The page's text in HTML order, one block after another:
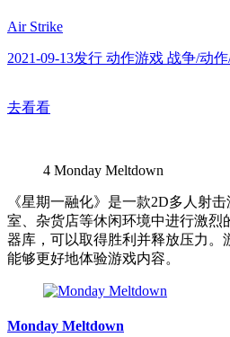
Air Strike
2021-09-13发行 动作游戏 战争/动
去看看
4 Monday Meltdown
《星期一融化》是一款2D多人射
室、杂货店等休闲环境中进行激烈
器库，可以取得胜利并释放压力。
能够更好地体验游戏内容。
Monday Meltdown